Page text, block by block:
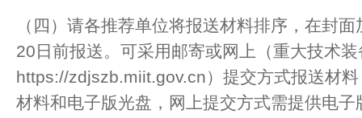
（四）请各推荐单位将报送材料排序，在封
20日前报送。可采用邮寄或网上（重大技术
https://zdjszb.miit.gov.cn）提交方式报送材
材料和电子版光盘，网上提交方式需提供电